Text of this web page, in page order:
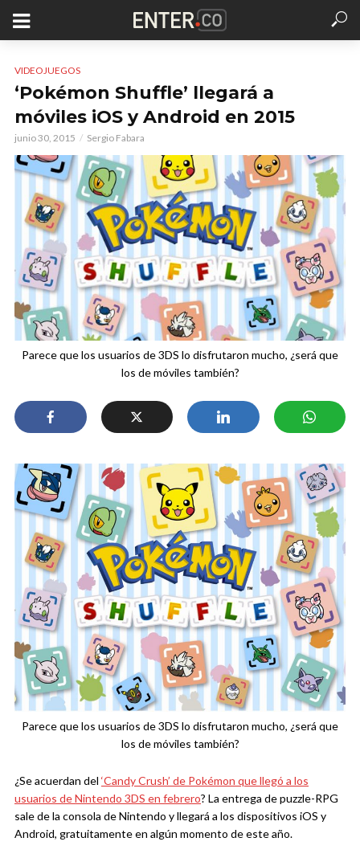
VIDEOJUEGOS
‘Pokémon Shuffle’ llegará a
móviles iOS y Android en 2015
junio 30, 2015 Sergio Fabara
Parece que los usuarios de 3DS lo disfrutaron mucho, ¿será que
los de móviles también?
Parece que los usuarios de 3DS lo disfrutaron mucho, ¿será que
los de móviles también?
¿Se acuerdan del ‘Candy Crush’ de Pokémon que llegó a los
usuarios de Nintendo 3DS en febrero? La entrega de puzzle-RPG
sale de la consola de Nintendo y llegará a los dispositivos iOS y
Android, gratuitamente en algún momento de este año.